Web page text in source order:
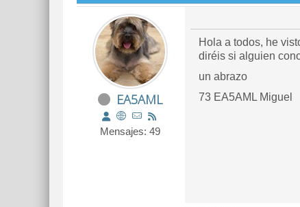
EA5AML
Mensajes: 49
Hola a todos, he
diréis si alguien
un abrazo
73 EA5AML Miguel